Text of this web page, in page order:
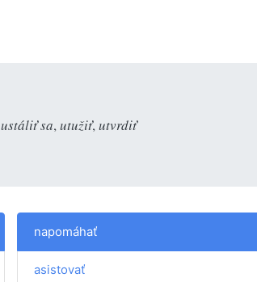
ustáliť sa, utužiť, utvrdiť
napomáhať
asistovať